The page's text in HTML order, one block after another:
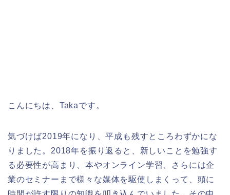
こんにちは、Takaです。
気づけば2019年になり、平成も残すところわずかにな
りました。2018年を振り返ると、新しいことを勉強す
る必要性が高まり、本やオンライン学習、さらには企
業のセミナーまで様々な媒体を駆使しまくって、頭に